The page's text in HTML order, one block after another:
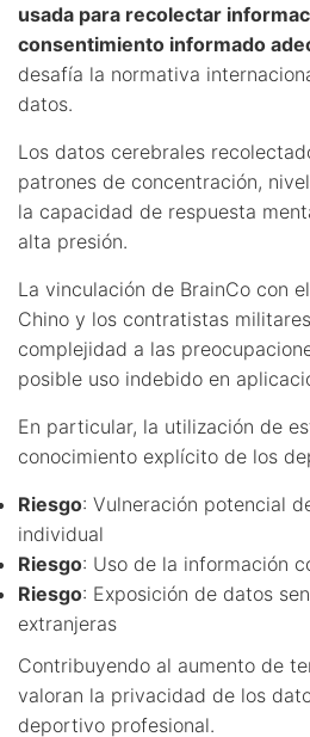
usada para recolectar
consentimiento informado
desafía la normativa
datos.
Los datos cerebrales
patrones de concentración,
la capacidad de respuesta
alta presión.
La vinculación de BrainCo con
Chino y los contratistas
complejidad a las
posible uso indebido en
En particular, la utilización de
conocimiento explícito de los
Riesgo: Vulneración potencial
individual
Riesgo: Uso de la información
Riesgo: Exposición de datos
extranjeras
Contribuyendo al aumento de
valoran la privacidad de los
deportivo profesional.